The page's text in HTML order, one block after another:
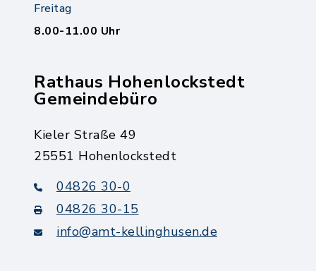
Freitag
8.00-11.00 Uhr
Rathaus Hohenlockstedt
Gemeindebüro
Kieler Straße 49
25551 Hohenlockstedt
04826 30-0
04826 30-15
info@amt-kellinghusen.de